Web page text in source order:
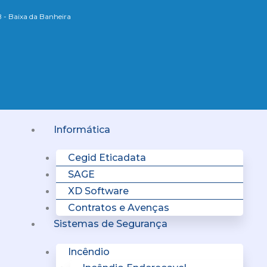
- Baixa da Banheira
Informática
Cegid Eticadata
SAGE
XD Software
Contratos e Avenças
Sistemas de Segurança
Incêndio
Menu